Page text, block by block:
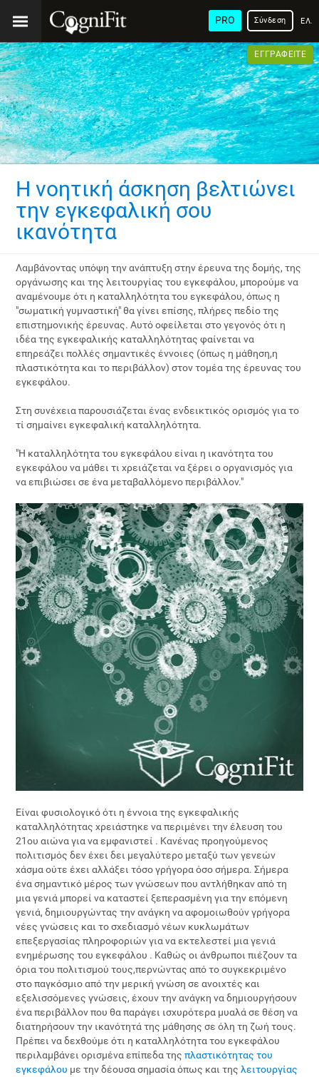
PRO Σύνδεση
ΕΓΓΡΑΦΕΊΤΕ
Η νοητική άσκηση βελτιώνει
την εγκεφαλική σου
ικανότητα
Λαμβάνοντας υπόψη την ανάπτυξη στην έρευνα της δομής, της
οργάνωσης και της λειτουργίας του εγκεφάλου, μπορούμε να
αναμένουμε ότι η καταλληλότητα του εγκεφάλου, όπως η
"σωματική γυμναστική" θα γίνει επίσης, πλήρες πεδίο της
επιστημονικής έρευνας. Αυτό οφείλεται στο γεγονός ότι η
ιδέα της εγκεφαλικής καταλληλότητας φαίνεται να
επηρεάζει πολλές σημαντικές έννοιες (όπως η μάθηση,η
πλαστικότητα και το περιβάλλον) στον τομέα της έρευνας του
εγκεφάλου.
Στη συνέχεια παρουσιάζεται ένας ενδεικτικός ορισμός για το
τί σημαίνει εγκεφαλική καταλληλότητα.
"Η καταλληλότητα του εγκεφάλου είναι η ικανότητα του
εγκεφάλου να μάθει τι χρειάζεται να ξέρει ο οργανισμός για
να επιβιώσει σε ένα μεταβαλλόμενο περιβάλλον."
Είναι φυσιολογικό ότι η έννοια της εγκεφαλικής
καταλληλότητας χρειάστηκε να περιμένει την έλευση του
21ου αιώνα για να εμφανιστεί . Κανένας προηγούμενος
πολιτισμός δεν έχει δει μεγαλύτερο μεταξύ των γενεών
χάσμα ούτε έχει αλλάξει τόσο γρήγορα όσο σήμερα. Σήμερα
ένα σημαντικό μέρος των γνώσεων που αντλήθηκαν από τη
μια γενιά μπορεί να καταστεί ξεπερασμένη για την επόμενη
γενιά, δημιουργώντας την ανάγκη να αφομοιωθούν γρήγορα
νέες γνώσεις και το σχεδιασμό νέων κυκλωμάτων
επεξεργασίας πληροφοριών για να εκτελεστεί μια γενιά
ενημέρωσης του εγκεφάλου . Καθώς οι άνθρωποι πιέζουν τα
όρια του πολιτισμού τους,περνώντας από το συγκεκριμένο
στο παγκόσμιο από την μερική γνώση σε ανοιχτές και
εξελισσόμενες γνώσεις, έχουν την ανάγκη να δημιουργήσουν
ένα περιβάλλον που θα παράγει ισχυρότερα μυαλά σε θέση να
διατηρήσουν την ικανότητά της μάθησης σε όλη τη ζωή τους.
Πρέπει να δεχθούμε ότι η καταλληλότητα του εγκεφάλου
περιλαμβάνει ορισμένα επίπεδα τηςπλαστικότητας του
εγκεφάλου με την δέουσα σημασία όπως και τηςλειτουργίας